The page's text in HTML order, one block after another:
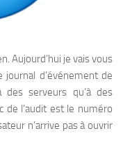
Aujourd’hui je vais vous
journal d’événement de
des serveurs qu’à des
de l’audit est le numéro
n’arrive pas à ouvrir